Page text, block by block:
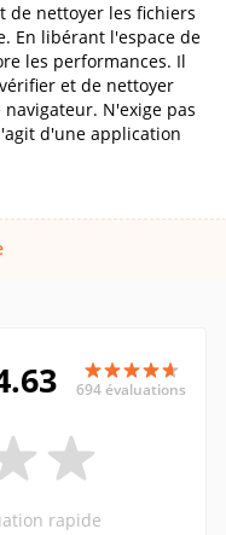
de nettoyer les fichiers
En libérant l'espace de
les performances. Il
et de nettoyer
N'exige pas
d'une application
694 évaluations
rapide